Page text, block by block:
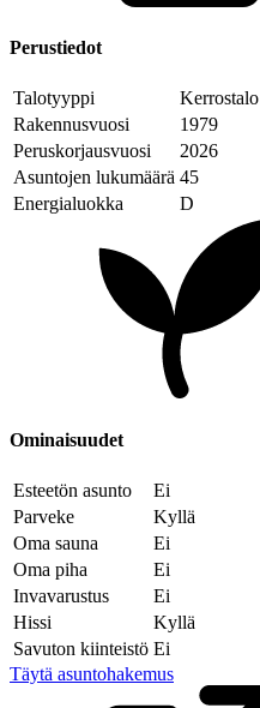
Perustiedot
Talotyyppi
Kerrostalo
Rakennusvuosi
1979
Peruskorjausvuosi
2026
Asuntojen lukumäärä 45
Energialuokka
D
Ominaisuudet
Esteetön asunto
Ei
Parveke
Kyllä
Oma sauna
Ei
Oma piha
Ei
Invavarustus
Ei
Hissi
Kyllä
Savuton kiinteistö Ei
Täytä asuntohakemus